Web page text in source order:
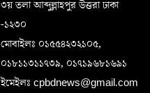
৩য় তলা আব্দুল্লাহপুর উত্তরা ঢাকা
-১২৩০
মোবাইলঃ ০১৫৫৪২৩২১০৫,
০১৮১১৩১১৭৩৯, ০১৭১৯৬৮১৬৯১
ইমেইলঃ cpbdnews@gmail.com